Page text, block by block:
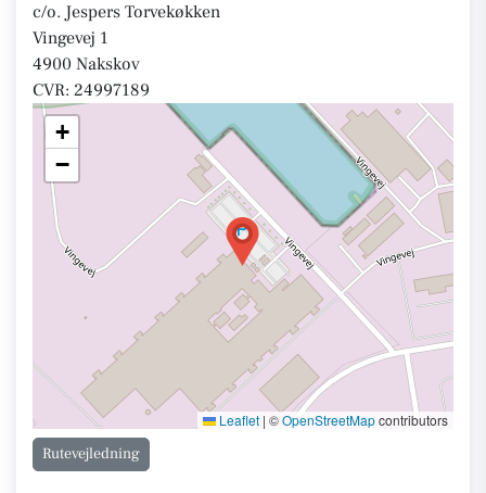
c/o. Jespers Torvekøkken
Vingevej 1
4900 Nakskov
CVR: 24997189
+
−
Leaflet | ©OpenStreetMapcontributors
Rutevejledning